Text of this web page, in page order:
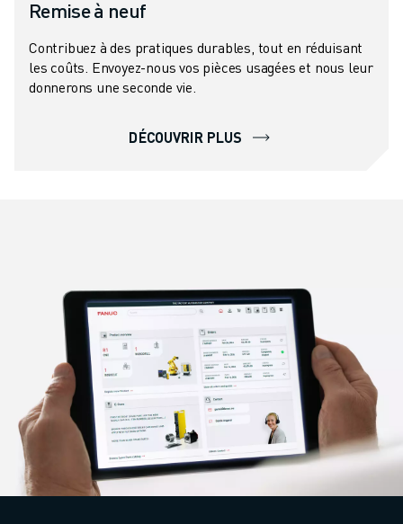
Remise à neuf
Contribuez à des pratiques durables, tout en réduisant
les coûts. Envoyez-nous vos pièces usagées et nous leur
donnerons une seconde vie.
DÉCOUVRIR PLUS